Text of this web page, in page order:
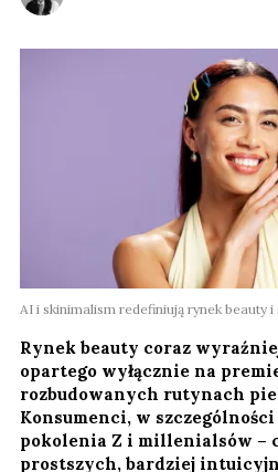
AI i skinimalism redefiniują rynek beauty
Rynek beauty coraz
opartego wyłącznie na
rozbudowanych rutynach
Konsumenci, w
pokolenia Z i millenialsów –
prostszych, bardziej